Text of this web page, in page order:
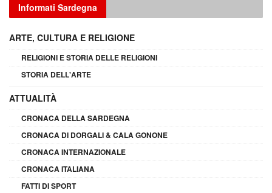
Informati Sardegna
ARTE, CULTURA E RELIGIONE
RELIGIONI E STORIA DELLE RELIGIONI
STORIA DELL'ARTE
ATTUALITÀ
CRONACA DELLA SARDEGNA
CRONACA DI DORGALI & CALA GONONE
CRONACA INTERNAZIONALE
CRONACA ITALIANA
FATTI DI SPORT